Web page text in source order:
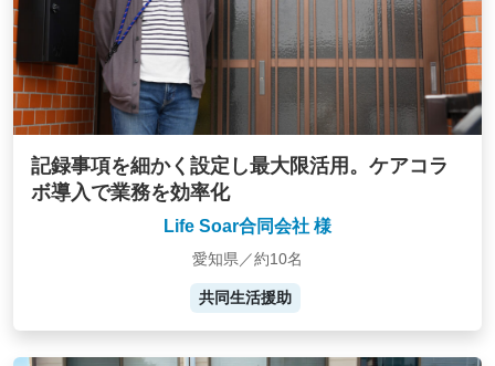
記録事項を細かく設定し最大限活用。ケアコラ
ボ導入で業務を効率化
Life Soar合同会社 様
愛知県／約10名
共同生活援助